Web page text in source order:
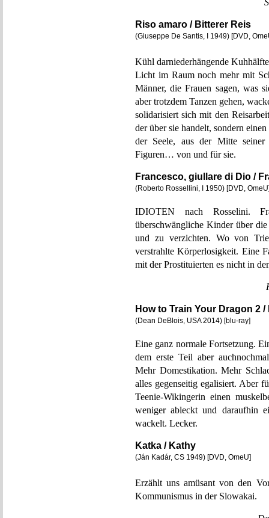
Riso amaro / Bitterer Reis
(Giuseppe De Santis, I 1949) [DVD,
Kühl darniederhängende
Licht im Raum noch mehr mit
Männer, die Frauen sagen, was
aber trotzdem Tanzen gehen,
solidarisiert sich mit den
der über sie handelt, sondern
der Seele, aus der Mitte seiner
Figuren… von und für sie.
Francesco, giullare di Dio /
(Roberto Rossellini, I 1950) [DVD,
IDIOTEN nach Rosselini.
überschwängliche Kinder über
und zu verzichten. Wo von
verstrahlte Körperlosigkeit. Eine
mit der Prostituierten es nicht in
How to Train Your Dragon 2
(Dean DeBlois, USA 2014) [blu-ray]
Eine ganz normale Fortsetzung.
dem erste Teil aber
Mehr Domestikation. Mehr
alles gegenseitig egalisiert. Aber
Teenie-Wikingerin einen
weniger ableckt und daraufhin
wackelt. Lecker.
Katka / Kathy
(Ján Kadár, CS 1949) [DVD, OmeU]
Erzählt uns amüsant von den
Kommunismus in der Slowakai.